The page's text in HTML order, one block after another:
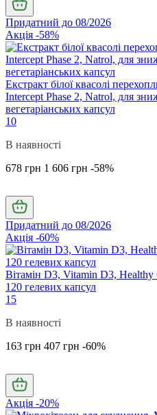
Придатний до 08/2026
Акція -58%
Екстракт білої квасолі
Intercept Phase 2, Natrol, для
вегетаріанських капсул
10
В наявності
678 грн 1 606 грн -58%
Придатний до 08/2026
Акція -60%
Вітамін D3, Vitamin D3,
120 гелевих капсул
15
В наявності
163 грн 407 грн -60%
Акція -20%